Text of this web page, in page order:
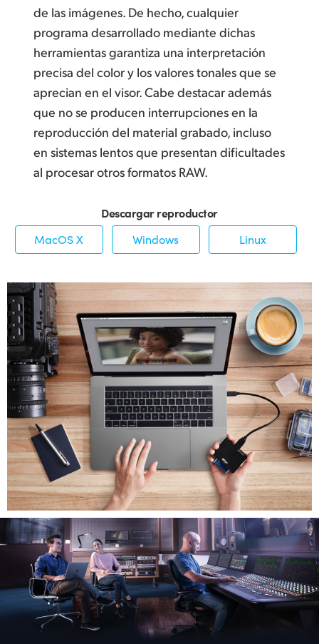
de las imágenes. De hecho, cualquier
programa desarrollado mediante dichas
herramientas garantiza una interpretación
precisa del color y los valores tonales que se
aprecian en el visor. Cabe destacar además
que no se producen interrupciones en la
reproducción del material grabado, incluso
en sistemas lentos que presentan dificultades
al procesar otros formatos RAW.
Descargar reproductor
MacOS X Windows Linux